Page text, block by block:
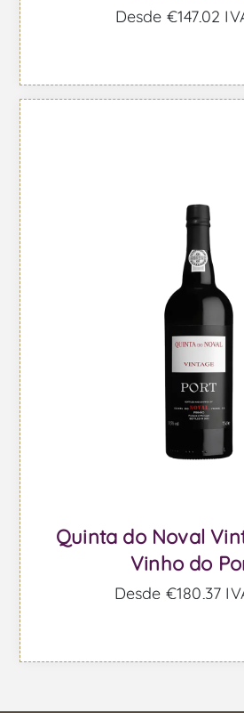
Desde €147,02
Quinta do Noval
Vinho do
Desde €180,37